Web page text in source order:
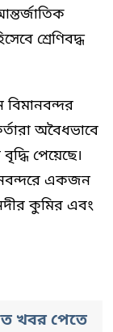
শ্রেণিবদ্ধ
বিমানবন্দর
অবৈধভাবে
পেয়েছে।
একজন
কুমির এবং
খবর পেতে